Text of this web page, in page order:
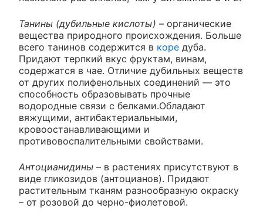
Танины (дубильные кислоты) – органические
вещества природного происхождения. Больше
всего танинов содержится в коре дуба.
Придают терпкий вкус фруктам, винам,
содержатся в чае. Отличие дубильных веществ
от других полифенольных соединений — это
способность образовывать прочные
водородные связи с белками.Обладают
вяжущими, антибактериальными,
кровоостанавливающими и
противовоспалительными свойствами.
Антоцианидины – в растениях присутствуют в
виде гликозидов (антоцианов). Придают
растительным тканям разнообразную окраску
– от розовой до черно-фиолетовой.